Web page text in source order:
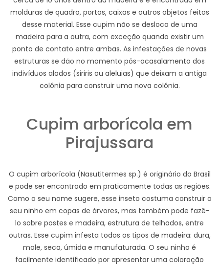
molduras de quadro, portas, caixas e outros objetos feitos
desse material. Esse cupim não se desloca de uma
madeira para a outra, com exceção quando existir um
ponto de contato entre ambas. As infestações de novas
estruturas se dão no momento pós-acasalamento dos
indivíduos alados (siriris ou aleluias) que deixam a antiga
colônia para construir uma nova colônia.
Cupim arborícola em
Pirajussara
O cupim arborícola (Nasutitermes sp.) é originário do Brasil
e pode ser encontrado em praticamente todas as regiões.
Como o seu nome sugere, esse inseto costuma construir o
seu ninho em copas de árvores, mas também pode fazê-
lo sobre postes e madeira, estrutura de telhados, entre
outras. Esse cupim infesta todos os tipos de madeira: dura,
mole, seca, úmida e manufaturada. O seu ninho é
facilmente identificado por apresentar uma coloração